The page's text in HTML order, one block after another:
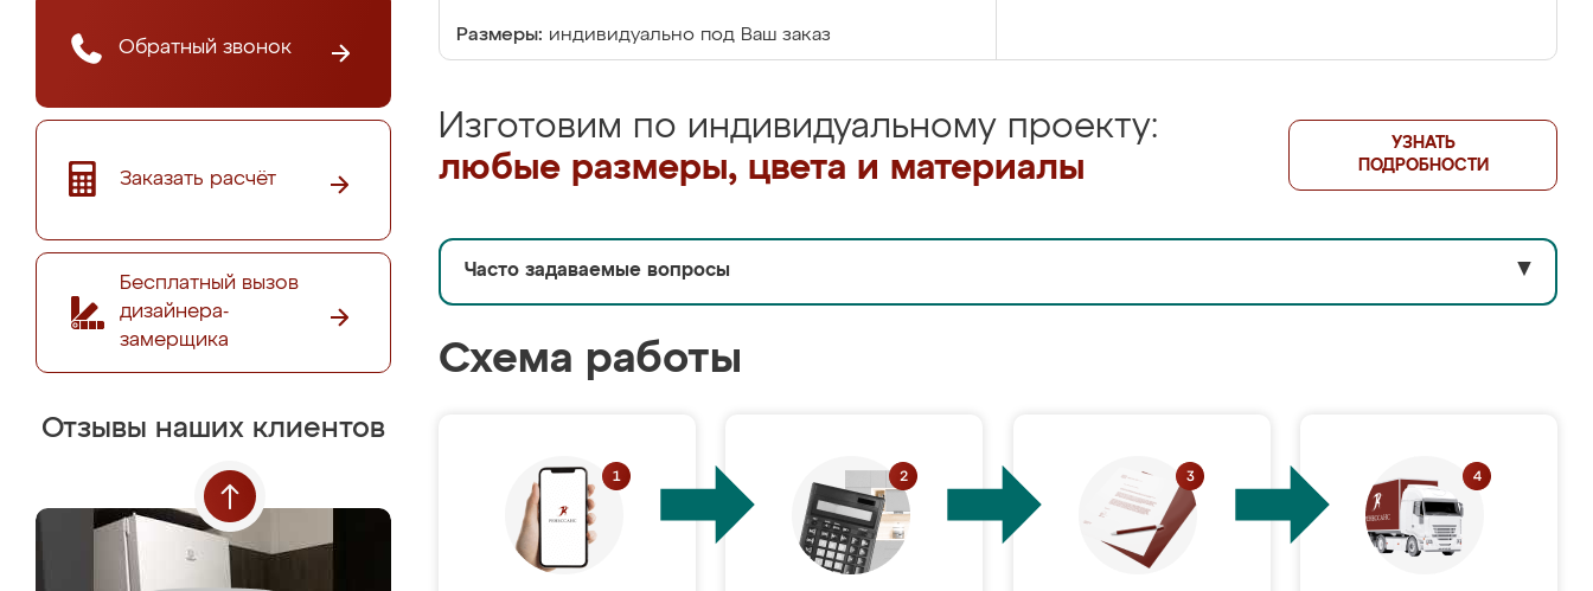
Обратный звонок
Заказать расчёт
Бесплатный вызов
дизайнера-
замерщика
Отзывы наших клиентов
Размеры: индивидуально под Ваш заказ
Изготовим по индивидуальному проекту:
любые размеры, цвета и материалы
УЗНАТЬ
ПОДРОБНОСТИ
Часто задаваемые вопросы ▼
Схема работы